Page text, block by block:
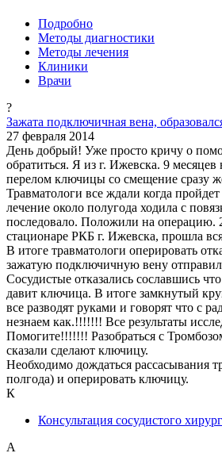
Подробно
Методы диагностики
Методы лечения
Клиники
Врачи
?
Зажата подключичная вена,
27 февраля 2014
День добрый! Уже просто кричу о
обратиться. Я из г. Ижевска. 9 месяцев
перелом ключицы со смещение сразу
Травматологи все ждали когда пройдет
лечение около полугода ходила с
последовало. Положили на операцию.
стационаре РКБ г. Ижевска, прошла
В итоге травматологи оперировать
зажатую подключичную вену
Сосудистые отказались сославшись
давит ключица. В итоге замкнутый
все разводят руками и говорят что с
незнаем как.!!!!!!! Все результаты
Помогите!!!!!!! Разобраться с
сказали сделают ключицу.
Необходимо дождаться рассасывания
полгода) и оперировать ключицу.
К
Консультация сосудистого
А